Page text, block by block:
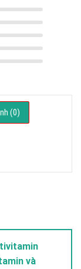
(0)
và